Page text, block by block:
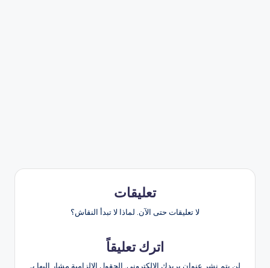
تعليقات
لا تعليقات حتى الآن. لماذا لا تبدأ النقاش؟
اترك تعليقاً
لن يتم نشر عنوان بريدك الإلكتروني. الحقول الإلزامية مشار إليها بـ